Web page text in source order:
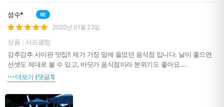
성수* RE
2020년 01월 23일
상품 : 서프클럽
강추강추 사이판 맛집!! 제가 가장 맘에 들었던 음식점 입니다. 날이 좋으면
선셋도 제대로 볼 수 있고, 바닷가 음식점이라 분위기도 좋아요.
무엇보다 친절하고 맛도 좋아요. 립이랑 스테이크 다 맛있었어요. 넘 기분이
좋아서 칵테일도 여러잔 주문해 마셨네요 ㅎㅎ
더보기 (댓글1)